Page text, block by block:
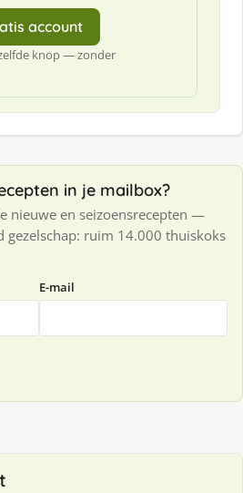
account
knop — zonder
in je mailbox?
nieuwe en seizoensrecepten —
gezelschap: ruim 14.000 thuiskoks
E-mail